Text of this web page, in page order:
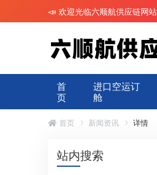
📣 欢迎光临六顺航供应链网
首
页
进口空运订
舱
首页 新闻资讯 详情
站内搜索